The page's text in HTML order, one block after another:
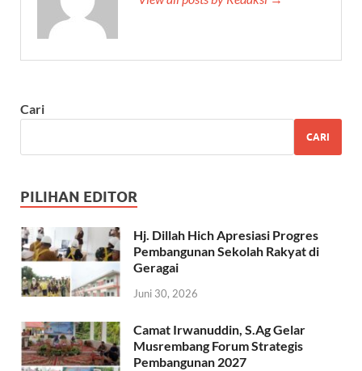
Cari
CARI
PILIHAN EDITOR
Hj. Dillah Hich Apresiasi Progres
Pembangunan Sekolah Rakyat di
Geragai
Juni 30, 2026
Camat Irwanuddin, S.Ag Gelar
Musrembang Forum Strategis
Pembangunan 2027